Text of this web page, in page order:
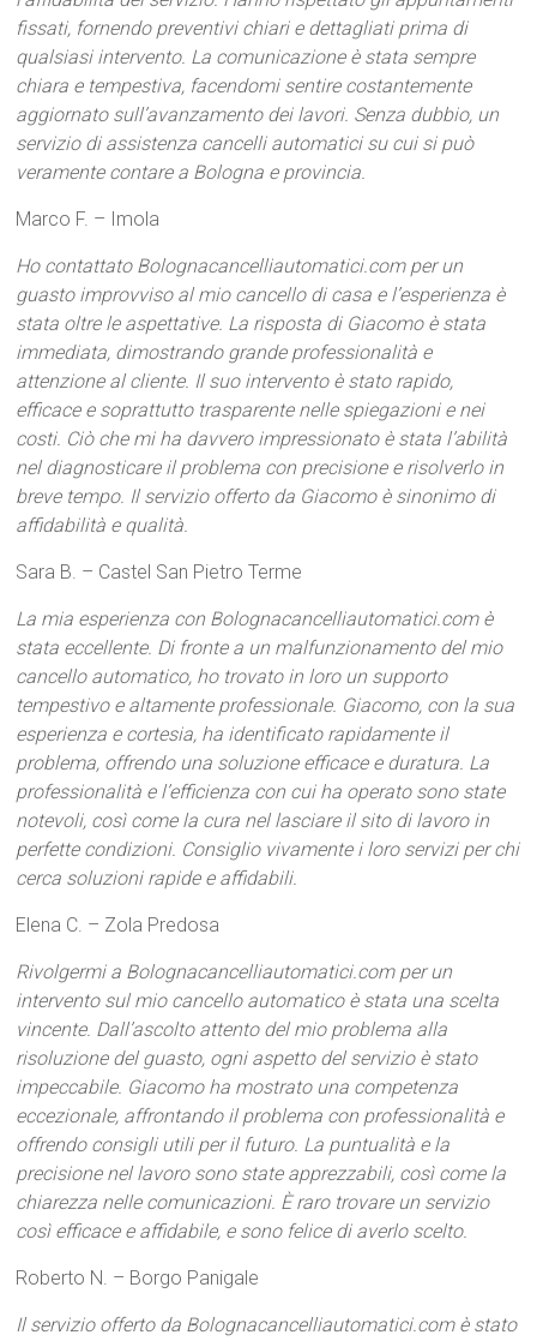
fissati, fornendo preventivi chiari e dettagliati prima di
qualsiasi intervento. La comunicazione è stata sempre
chiara e tempestiva, facendomi sentire costantemente
aggiornato sull’avanzamento dei lavori. Senza dubbio, un
servizio di assistenza cancelli automatici su cui si può
veramente contare a Bologna e provincia.
Marco F. – Imola
Ho contattato Bolognacancelliautomatici.com per un
guasto improvviso al mio cancello di casa e l’esperienza è
stata oltre le aspettative. La risposta di Giacomo è stata
immediata, dimostrando grande professionalità e
attenzione al cliente. Il suo intervento è stato rapido,
efficace e soprattutto trasparente nelle spiegazioni e nei
costi. Ciò che mi ha davvero impressionato è stata l’abilità
nel diagnosticare il problema con precisione e risolverlo in
breve tempo. Il servizio offerto da Giacomo è sinonimo di
affidabilità e qualità.
Sara B. – Castel San Pietro Terme
La mia esperienza con Bolognacancelliautomatici.com è
stata eccellente. Di fronte a un malfunzionamento del mio
cancello automatico, ho trovato in loro un supporto
tempestivo e altamente professionale. Giacomo, con la sua
esperienza e cortesia, ha identificato rapidamente il
problema, offrendo una soluzione efficace e duratura. La
professionalità e l’efficienza con cui ha operato sono state
notevoli, così come la cura nel lasciare il sito di lavoro in
perfette condizioni. Consiglio vivamente i loro servizi per chi
cerca soluzioni rapide e affidabili.
Elena C. – Zola Predosa
Rivolgermi a Bolognacancelliautomatici.com per un
intervento sul mio cancello automatico è stata una scelta
vincente. Dall’ascolto attento del mio problema alla
risoluzione del guasto, ogni aspetto del servizio è stato
impeccabile. Giacomo ha mostrato una competenza
eccezionale, affrontando il problema con professionalità e
offrendo consigli utili per il futuro. La puntualità e la
precisione nel lavoro sono state apprezzabili, così come la
chiarezza nelle comunicazioni. È raro trovare un servizio
così efficace e affidabile, e sono felice di averlo scelto.
Roberto N. – Borgo Panigale
Il servizio offerto da Bolognacancelliautomatici.com è stato